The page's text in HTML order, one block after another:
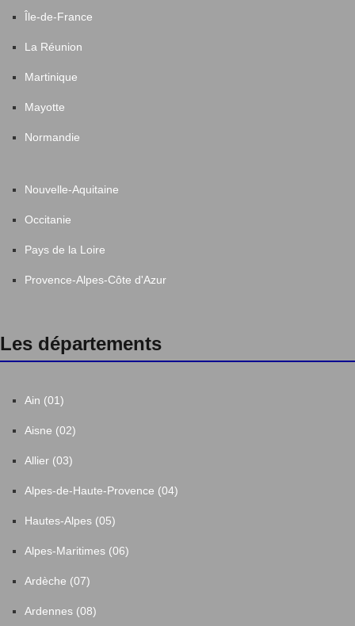
Île-de-France
La Réunion
Martinique
Mayotte
Normandie
Nouvelle-Aquitaine
Occitanie
Pays de la Loire
Provence-Alpes-Côte d'Azur
Les départements
Ain (01)
Aisne (02)
Allier (03)
Alpes-de-Haute-Provence (04)
Hautes-Alpes (05)
Alpes-Maritimes (06)
Ardèche (07)
Ardennes (08)